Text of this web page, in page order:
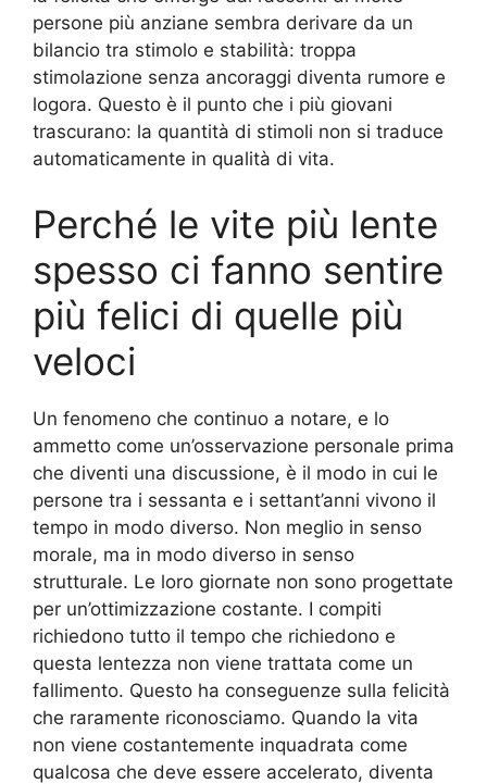
persone più anziane sembra derivare da un
bilancio tra stimolo e stabilità: troppa
stimolazione senza ancoraggi diventa rumore e
logora. Questo è il punto che i più giovani
trascurano: la quantità di stimoli non si traduce
automaticamente in qualità di vita.
Perché le vite più lente
spesso ci fanno sentire
più felici di quelle più
veloci
Un fenomeno che continuo a notare, e lo
ammetto come un’osservazione personale prima
che diventi una discussione, è il modo in cui le
persone tra i sessanta e i settant’anni vivono il
tempo in modo diverso. Non meglio in senso
morale, ma in modo diverso in senso
strutturale. Le loro giornate non sono progettate
per un’ottimizzazione costante. I compiti
richiedono tutto il tempo che richiedono e
questa lentezza non viene trattata come un
fallimento. Questo ha conseguenze sulla felicità
che raramente riconosciamo. Quando la vita
non viene costantemente inquadrata come
qualcosa che deve essere accelerato, diventa